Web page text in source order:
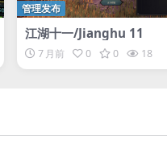
管理发布
江湖十一/Jianghu 11
7 月前 0 0 18